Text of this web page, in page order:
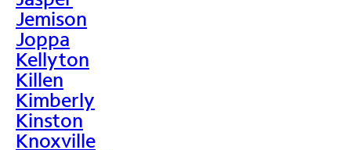
Jemison
Joppa
Kellyton
Killen
Kimberly
Kinston
Knoxville